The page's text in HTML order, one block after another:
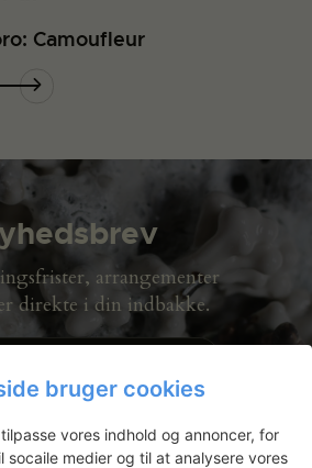
Camoufleur
arrangementer
direkte i din indbakke.
bruger cookies
vores indhold og annoncer, for
medier og til at analysere vores